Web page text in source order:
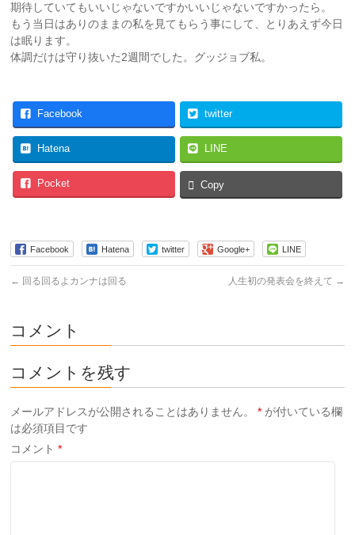
期待していてもいいじゃないですかいいじゃないですかったら。
もう当日はありのままの私を見てもらう事にして、とりあえず今日
は眠ります。
体調だけは守り抜いた2週間でした。グッジョブ私。
Facebook twitter
Hatena LINE
Pocket Copy
Facebook Hatena twitter Google+ LINE
← 回る回るよカンナは回る 人生初の発表会を終えて →
コメント
コメントを残す
メールアドレスが公開されることはありません。 * が付いている欄
は必須項目です
コメント*